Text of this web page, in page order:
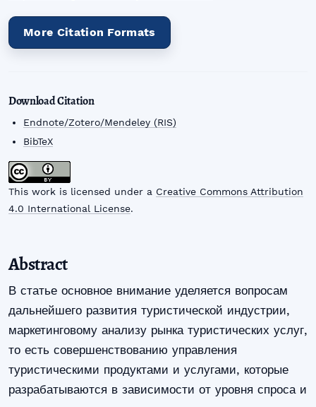
More Citation Formats
Download Citation
Endnote/Zotero/Mendeley (RIS)
BibTeX
This work is licensed under a Creative Commons Attribution
4.0 International License.
Abstract
В статье основное внимание уделяется вопросам
дальнейшего развития туристической индустрии,
маркетинговому анализу рынка туристических услуг,
то есть совершенствованию управления
туристическими продуктами и услугами, которые
разрабатываются в зависимости от уровня спроса и